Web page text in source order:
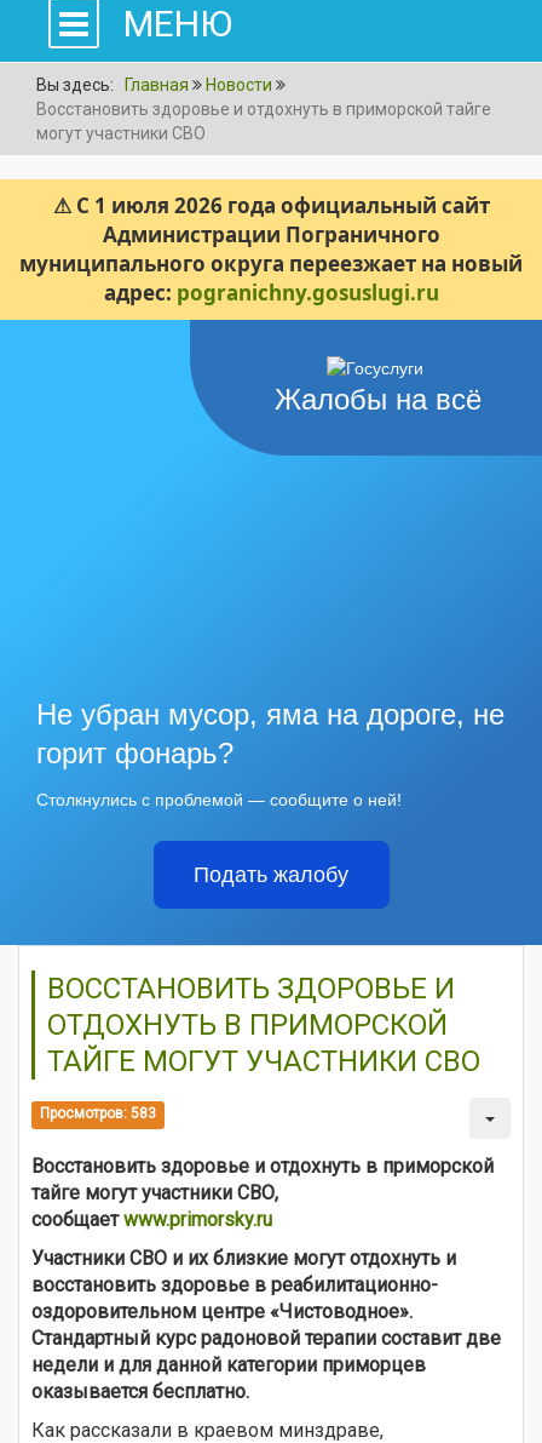
МЕНЮ
Вы здесь: Главная
Новости
Восстановить здоровье и отдохнуть в приморской тайге
могут участники СВО
⚠ С 1 июля 2026 года официальный сайт
Администрации Пограничного
муниципального округа переезжает на новый
адрес: pogranichny.gosuslugi.ru
Жалобы на всё
Не убран мусор, яма на дороге, не
горит фонарь?
Столкнулись с проблемой — сообщите о ней!
Подать жалобу
ВОССТАНОВИТЬ ЗДОРОВЬЕ И
ОТДОХНУТЬ В ПРИМОРСКОЙ
ТАЙГЕ МОГУТ УЧАСТНИКИ СВО
Просмотров: 583
Восстановить здоровье и отдохнуть в приморской
тайге могут участники СВО,
сообщаетwww.primorsky.ru
Участники СВО и их близкие могут отдохнуть и
восстановить здоровье в реабилитационно-
оздоровительном центре «Чистоводное».
Стандартный курс радоновой терапии составит две
недели и для данной категории приморцев
оказывается бесплатно.
Как рассказали в краевом минздраве,